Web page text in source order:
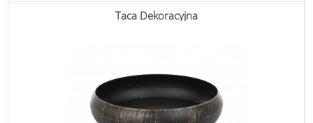
Taca Dekoracyjna